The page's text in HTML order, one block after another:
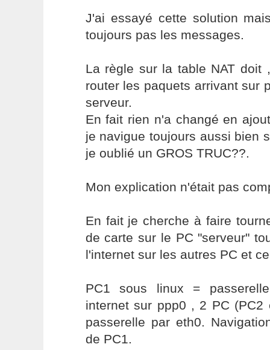
J'ai essayé cette solution
toujours pas les messages.
La règle sur la table NAT doit
router les paquets arrivant sur
serveur.
En fait rien n'a changé en
je navigue toujours aussi bien
je oublié un GROS TRUC??.
Mon explication n'était pas
En fait je cherche à faire
de carte sur le PC "serveur"
l'internet sur les autres PC et
PC1 sous linux =
internet sur ppp0 , 2 PC
passerelle par eth0.
de PC1.